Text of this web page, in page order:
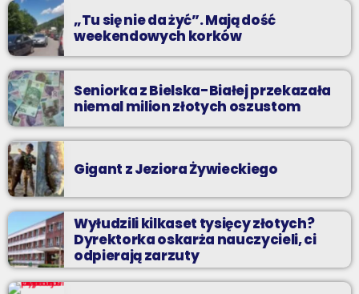
„Tu się nie da żyć”. Mają dość
weekendowych korków
Seniorka z Bielska-Białej przekazała
niemal milion złotych oszustom
Gigant z Jeziora Żywieckiego
Wyłudzili kilkaset tysięcy złotych?
Dyrektorka oskarża nauczycieli, ci
odpierają zarzuty